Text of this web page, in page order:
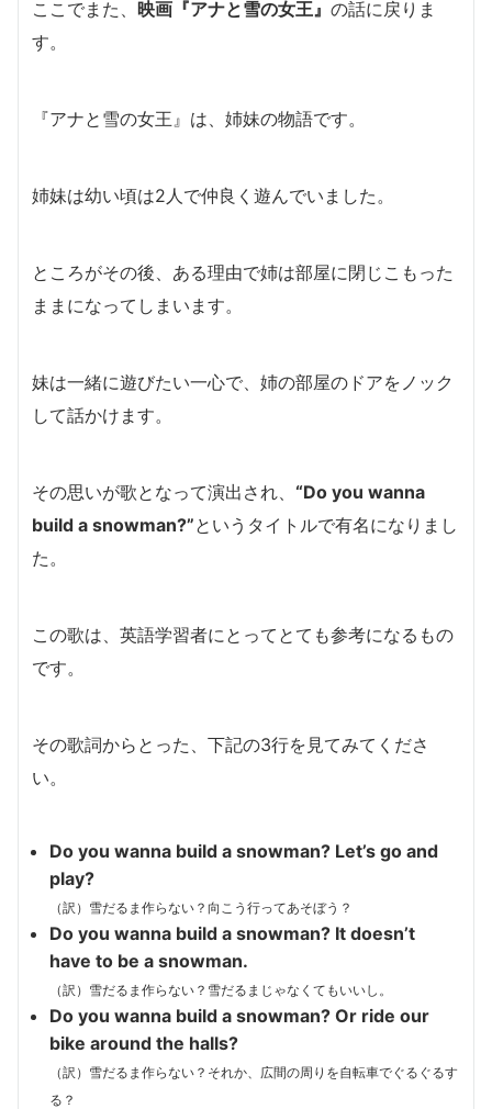
ここでまた、 映画『アナと雪の女王』 の話に戻りま
す。
『アナと雪の女王』は、姉妹の物語です。
姉妹は幼い頃は2人で仲良く遊んでいました。
ところがその後、ある理由で姉は部屋に閉じこもった
ままになってしまいます。
妹は一緒に遊びたい一心で、姉の部屋のドアをノック
して話かけます。
その思いが歌となって演出され、 “Do you wanna
build a snowman?”というタイトルで有名になりまし
た。
この歌は、英語学習者にとってとても参考になるもの
です。
その歌詞からとった、下記の3行を見てみてくださ
い。
Do you wanna build a snowman? Let’s go and
play?
（訳）雪だるま作らない？向こう行ってあそぼう？
Do you wanna build a snowman? It doesn’t
have to be a snowman.
（訳）雪だるま作らない？雪だるまじゃなくてもいいし。
Do you wanna build a snowman? Or ride our
bike around the halls?
（訳）雪だるま作らない？それか、広間の周りを自転車でぐるぐるす
る？